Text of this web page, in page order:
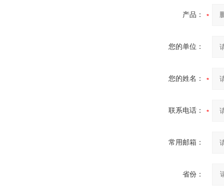
产品：
您的单位：
您的姓名：
联系电话：
常用邮箱：
省份：